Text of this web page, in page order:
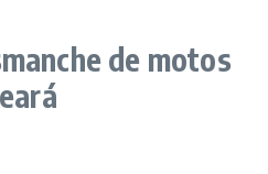
de motos